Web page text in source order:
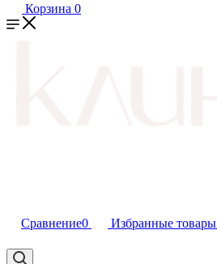
Корзина 0
Сравнение0 Избранные товары